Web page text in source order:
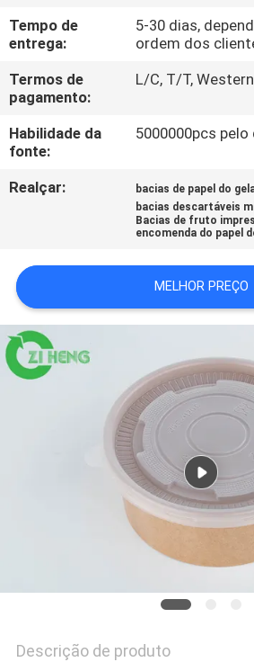
NOTÍCIA
PEÇA
UMAS
CITAÇÕES
SITE
POLÍTICA
DE
PRIVACIDADE
Tempo de
entrega:
5-30 dias,
ordem dos
Termos de
pagamento:
L/C, T/T,
Habilidade da
fonte:
5000000pcs pelo
Realçar: bacias de papel do
bacias descartáveis
Bacias de fruto
encomenda do papel
MELHOR PREÇO
Descrição de produto